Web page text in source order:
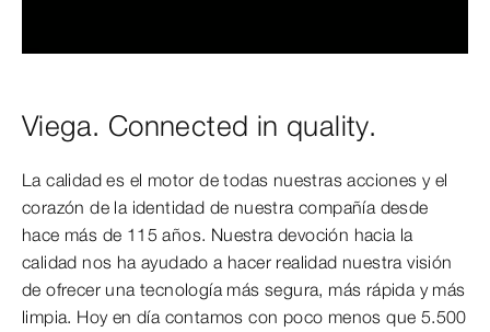
Viega. Connected in quality.
La calidad es el motor de todas nuestras acciones y el
corazón de la identidad de nuestra compañía desde
hace más de 115 años. Nuestra devoción hacia la
calidad nos ha ayudado a hacer realidad nuestra visión
de ofrecer una tecnología más segura, más rápida y más
limpia. Hoy en día contamos con poco menos que 5.500